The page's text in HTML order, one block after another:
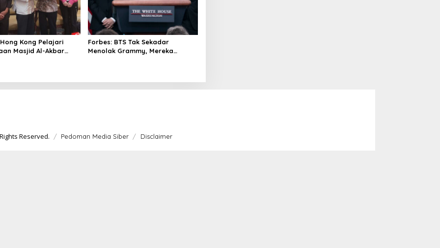
Kong Pelajari
Masjid Al-Akbar
Forbes: BTS Tak Sekadar
Menolak Grammy, Mereka
Reserved. Pedoman Media Siber Disclaimer